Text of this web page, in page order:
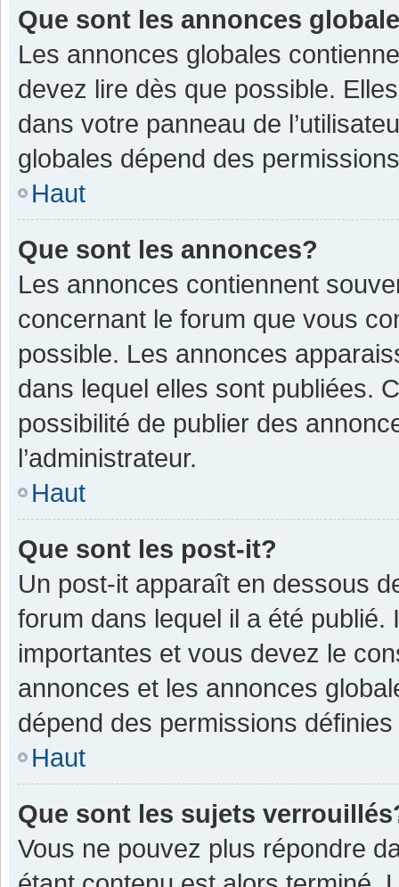
Que sont les annonces
Les annonces globales
devez lire dès que possible.
dans votre panneau de
globales dépend des
Haut
Que sont les annonces?
Les annonces contiennent
concernant le forum que vous
possible. Les annonces
dans lequel elles sont publiées.
possibilité de publier des
l’administrateur.
Haut
Que sont les post-it?
Un post-it apparaît en dessous
forum dans lequel il a été
importantes et vous devez le
annonces et les annonces
dépend des permissions définies
Haut
Que sont les sujets
Vous ne pouvez plus répondre